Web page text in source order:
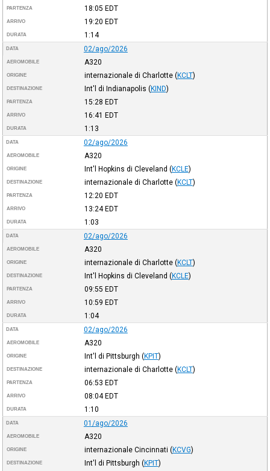
PARTENZA 18:05 EDT
ARRIVO 19:20 EDT
DURATA 1:14
DATA 02/ago/2026
AEROMOBILE A320
ORIGINE internazionale di Charlotte (KCLT)
DESTINAZIONE Int'l di Indianapolis (KIND)
PARTENZA 15:28 EDT
ARRIVO 16:41 EDT
DURATA 1:13
DATA 02/ago/2026
AEROMOBILE A320
ORIGINE Int'l Hopkins di Cleveland (KCLE)
DESTINAZIONE internazionale di Charlotte (KCLT)
PARTENZA 12:20 EDT
ARRIVO 13:24EDT
DURATA 1:03
DATA 02/ago/2026
AEROMOBILE A320
ORIGINE internazionale di Charlotte (KCLT)
DESTINAZIONE Int'l Hopkins di Cleveland (KCLE)
PARTENZA 09:55 EDT
ARRIVO 10:59 EDT
DURATA 1:04
DATA 02/ago/2026
AEROMOBILE A320
ORIGINE Int'l di Pittsburgh (KPIT)
DESTINAZIONE internazionale di Charlotte (KCLT)
PARTENZA 06:53 EDT
ARRIVO 08:04EDT
DURATA 1:10
DATA 01/ago/2026
AEROMOBILE A320
ORIGINE internazionale Cincinnati (KCVG)
DESTINAZIONE Int'l di Pittsburgh (KPIT)